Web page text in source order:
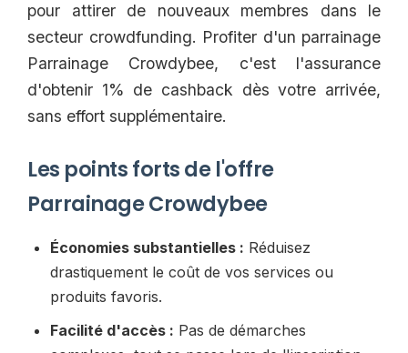
pour attirer de nouveaux membres dans le
secteur crowdfunding. Profiter d'un parrainage
Parrainage Crowdybee, c'est l'assurance
d'obtenir 1% de cashback dès votre arrivée,
sans effort supplémentaire.
Les points forts de l'offre
Parrainage Crowdybee
Économies substantielles : Réduisez
drastiquement le coût de vos services ou
produits favoris.
Facilité d'accès : Pas de démarches